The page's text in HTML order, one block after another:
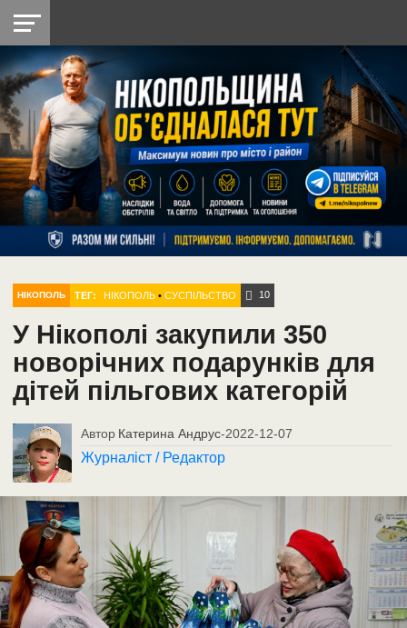
НІКОПОЛЬ
РАЙОН
СІЧЕСЛАВСЬКА
УКРАЇНА
РЕТРО
НІКОПОЛЬ
ЛАЙТ
УКРАЇНА
ДОПОМОГА
РАДІО
НІКОПОЛЬ ТЕГ: НІКОПОЛЬ •СУСПІЛЬСТВО 10
У Нікополі закупили 350
новорічних подарунків для
дітей пільгових категорій
Автор Катерина Андрус-2022-12-07
Журналіст / Редактор